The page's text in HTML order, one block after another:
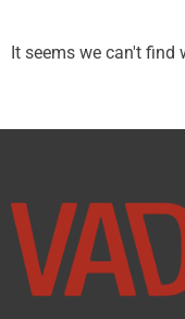
It seems we can't